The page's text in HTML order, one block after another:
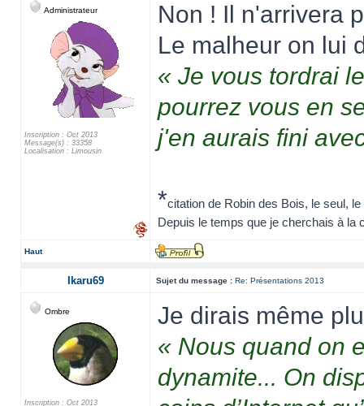
Administrateur
Inscription : Oct 2013
Message(s) : 33358
Localisation : Limousin
Non ! Il n'arrivera
Le malheur on lui
« Je vous tordrai
pourrez vous en
j'en aurais fini
*citation de Robin des Bois, le seul,
Depuis le temps que je cherchais à la
Haut
Ikaru69 Sujet du message : Re: Présentations 2013
Ombre
Inscription : Oct 2013
Je dirais même
« Nous quand on
dynamite... On